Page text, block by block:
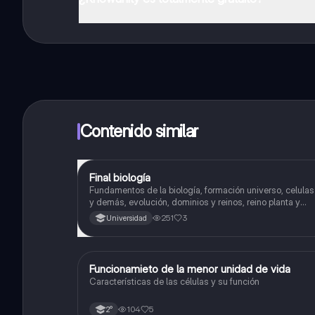
inmeditamente. Puedes ganar dinero utilizando la
Contenido similar
Biología
Final biología
Fundamentos de la biología, formación universo, celulas
y demás, evolución, dominios y reinos, reino planta y
animaliaUniversidad 251 3
Biología
Funcionamieto de la menor unidad de vida
Características de las células y su función
2° 104 5